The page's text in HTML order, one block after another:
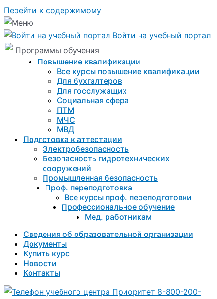
Перейти к содержимому
Войти на учебный портал
Программы обучения
Повышение квалификации
Все курсы повышение квалификации
Для бухгалтеров
Для госслужащих
Социальная сфера
ПТМ
МЧС
МВД
Подготовка к aттестации
Электробезопасность
Безопасность гидротехнических
сооружений
Промышленная безопасность
Проф. переподготовка
Все курсы проф. переподготовки
Профессиональное обучение
Мед. работникам
Сведения об образовательной организации
Документы
Купить курс
Новости
Контакты
8-800-200-